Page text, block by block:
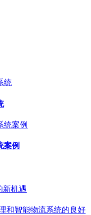
案例
新机遇
和智能物流系统的良好